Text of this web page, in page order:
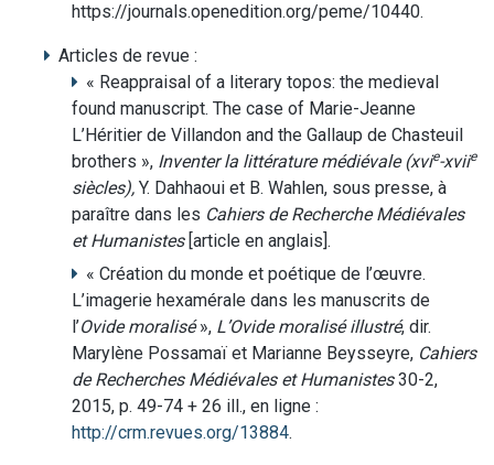
https://journals.openedition.org/peme/10440.
Articles de revue :
« Reappraisal of a literary topos: the medieval
found manuscript. The case of Marie-Jeanne
L’Héritier de Villandon and the Gallaup de Chasteuil
brothers », Inventer la littérature médiévale (xvie-xviie
siècles), Y. Dahhaoui et B. Wahlen, sous presse, à
paraître dans les Cahiers de Recherche Médiévales
et Humanistes[article en anglais].
« Création du monde et poétique de l’œuvre.
L’imagerie hexamérale dans les manuscrits de
l’Ovide moralisé», L’Ovide moralisé illustré, dir.
Marylène Possamaï et Marianne Beysseyre, Cahiers
de Recherches Médiévales et Humanistes30-2,
2015, p. 49-74 + 26 ill., en ligne :
http://crm.revues.org/13884.